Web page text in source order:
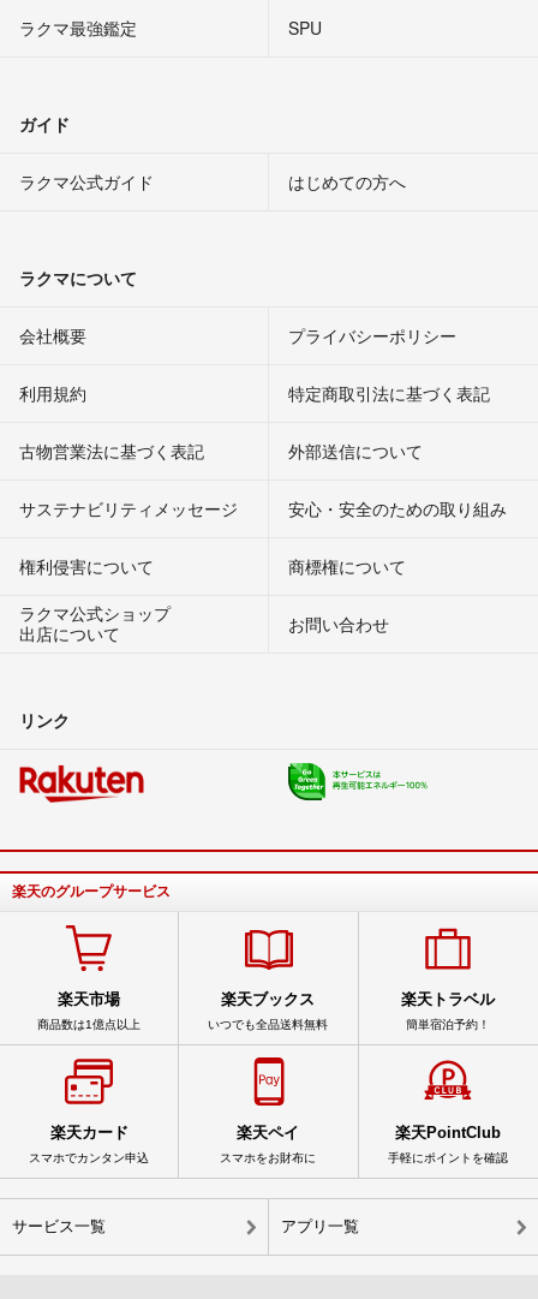
ラクマ最強鑑定
SPU
ガイド
ラクマ公式ガイド はじめての方へ
ラクマについて
会社概要 プライバシーポリシー
利用規約 特定商取引法に基づく表記
古物営業法に基づく表記 外部送信について
サステナビリティメッセージ 安心・安全のための取り組み
権利侵害について
商標権について
ラクマ公式ショップ
出店について
お問い合わせ
リンク
楽天のグループサービス
楽天市場
商品数は1億点以上
楽天ブックス
いつでも全品送料無料
楽天トラベル
簡単宿泊予約！
楽天カード
スマホでカンタン申込
楽天ペイ
スマホをお財布に
楽天PointClub
手軽にポイントを確認
サービス一覧 アプリ一覧